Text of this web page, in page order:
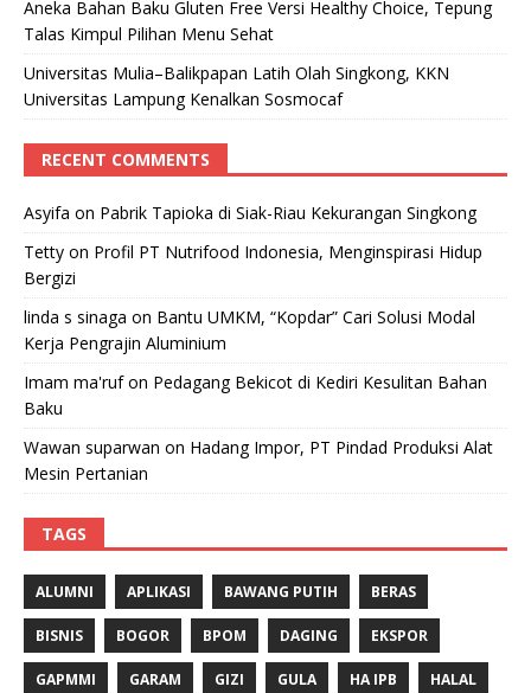
Aneka Bahan Baku Gluten Free Versi Healthy Choice, Tepung
Talas Kimpul Pilihan Menu Sehat
Universitas Mulia–Balikpapan Latih Olah Singkong, KKN
Universitas Lampung Kenalkan Sosmocaf
RECENT COMMENTS
Asyifa on Pabrik Tapioka di Siak-Riau Kekurangan Singkong
Tetty on Profil PT Nutrifood Indonesia, Menginspirasi Hidup
Bergizi
linda s sinaga on Bantu UMKM, “Kopdar” Cari Solusi Modal
Kerja Pengrajin Aluminium
Imam ma'rufon Pedagang Bekicot di Kediri Kesulitan Bahan
Baku
Wawan suparwan on Hadang Impor, PT Pindad Produksi Alat
Mesin Pertanian
TAGS
ALUMNI APLIKASI BAWANG PUTIH BERAS
BISNIS BOGOR BPOM DAGING EKSPOR
GAPMMI GARAM GIZI GULA HA IPB HALAL